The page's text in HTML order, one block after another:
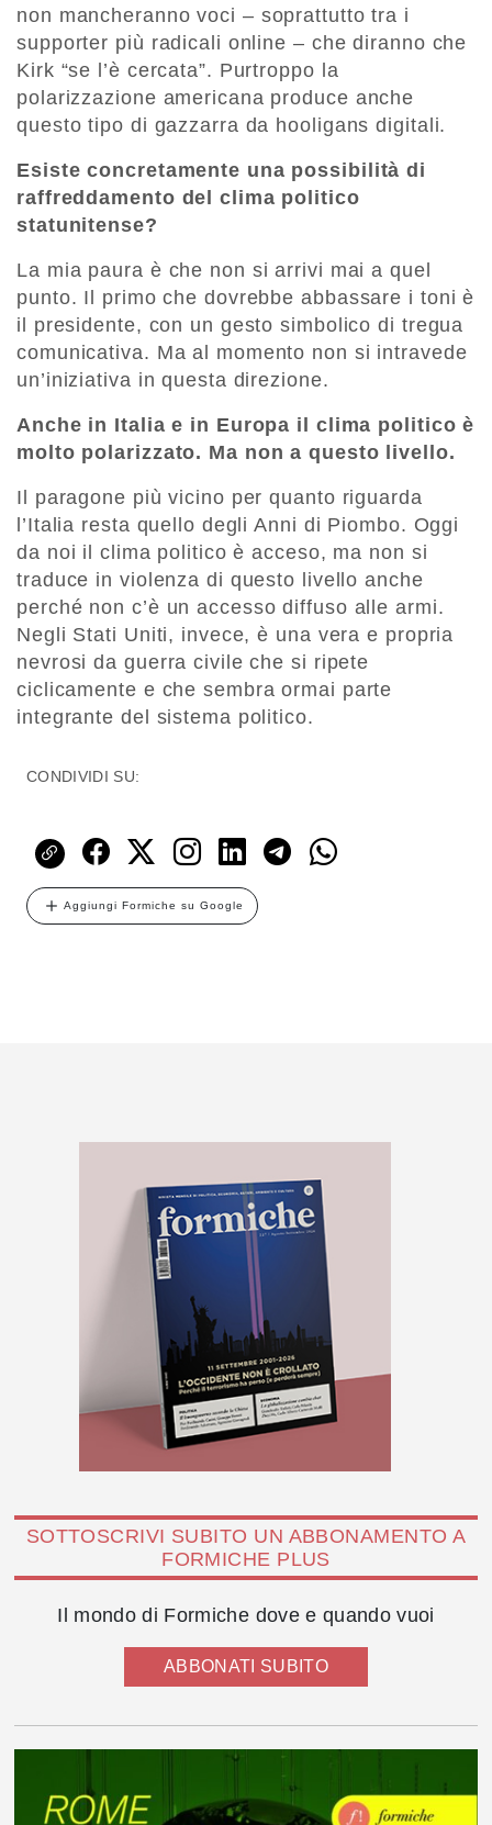
non mancheranno voci – soprattutto tra i
supporter più radicali online – che diranno che
Kirk “se l’è cercata”. Purtroppo la
polarizzazione americana produce anche
questo tipo di gazzarra da hooligans digitali.
Esiste concretamente una possibilità di
raffreddamento del clima politico
statunitense?
La mia paura è che non si arrivi mai a quel
punto. Il primo che dovrebbe abbassare i toni è
il presidente, con un gesto simbolico di tregua
comunicativa. Ma al momento non si intravede
un’iniziativa in questa direzione.
Anche in Italia e in Europa il clima politico è
molto polarizzato. Ma non a questo livello.
Il paragone più vicino per quanto riguarda
l’Italia resta quello degli Anni di Piombo. Oggi
da noi il clima politico è acceso, ma non si
traduce in violenza di questo livello anche
perché non c’è un accesso diffuso alle armi.
Negli Stati Uniti, invece, è una vera e propria
nevrosi da guerra civile che si ripete
ciclicamente e che sembra ormai parte
integrante del sistema politico.
CONDIVIDI SU:
Aggiungi Formiche su Google
SOTTOSCRIVI SUBITO UN ABBONAMENTO A
FORMICHE PLUS
Il mondo di Formiche dove e quando vuoi
ABBONATI SUBITO